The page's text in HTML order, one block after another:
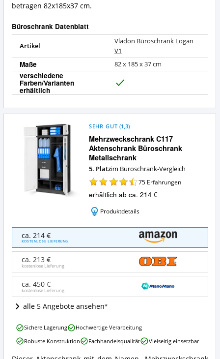
betragen 82x185x37 cm.
Büroschrank Datenblatt
Artikel
Vladon Büroschrank Logan
V1
Maße 82 x 185 x 37 cm
verschiedene
Farben/Varianten
erhältlich
a
Mehrzweckschrank C117
Aktenschrank Büroschrank
Metallschrank
SEHR GUT (1,3)
5. Platzim Büroschrank-Vergleich
75 Erfahrungen
erhältlich ab ca. 214 €
Produktdetails
Mehrzweckschrank
C117
Aktenschrank
Büroschrank
Metallschrank
Angebote:
dieser
Büroschrank
ca. 214 €
KOSTENLOSE LIEFERUNG
ca. 213 €
kostenlose Lieferung
ca. 450 €
kostenlose Lieferung
alle 5 Angebote ansehen
Mehrzweckschrank
C117
Aktenschrank
Sichere Lagerung
Hochwertige Verarbeitung
Robuste Konstruktion
Fachhandelsqualität Vielseitig einsetzbar